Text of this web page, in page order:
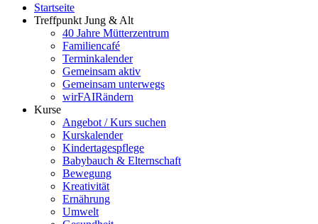
Startseite
Treffpunkt Jung & Alt
40 Jahre Mütterzentrum
Familiencafé
Terminkalender
Gemeinsam aktiv
Gemeinsam unterwegs
wirFAIRändern
Kurse
Angebot / Kurs suchen
Kurskalender
Kindertagespflege
Babybauch & Elternschaft
Bewegung
Kreativität
Ernährung
Umwelt